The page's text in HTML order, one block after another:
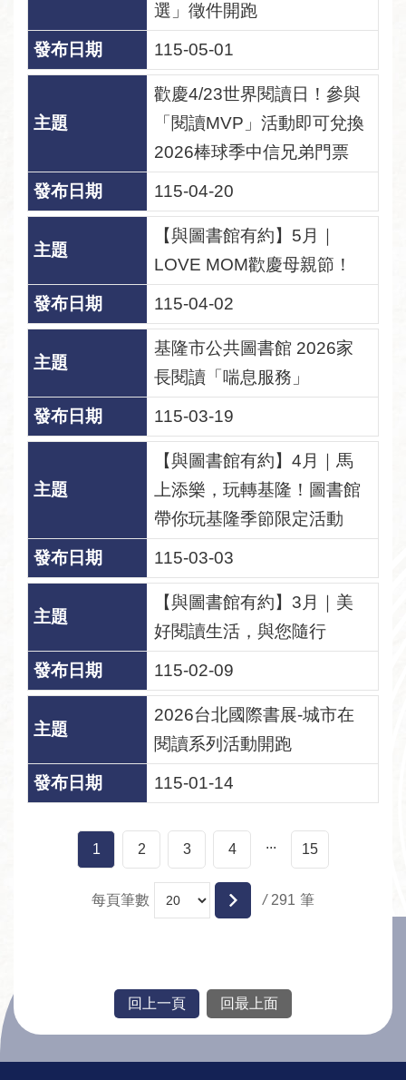
選」徵件開跑
115-05-01
歡慶4/23世界閱讀日！參與
「閱讀MVP」活動即可兌換
2026棒球季中信兄弟門票
115-04-20
【與圖書館有約】5月｜
LOVE MOM歡慶母親節！
115-04-02
基隆市公共圖書館 2026家
長閱讀「喘息服務」
115-03-19
【與圖書館有約】4月｜馬
上添樂，玩轉基隆！圖書館
帶你玩基隆季節限定活動
115-03-03
【與圖書館有約】3月｜美
好閱讀生活，與您隨行
115-02-09
2026台北國際書展-城市在
閱讀系列活動開跑
115-01-14
1 2 3 4 ... 15
每頁筆數 / 291
回上一頁 回最上面